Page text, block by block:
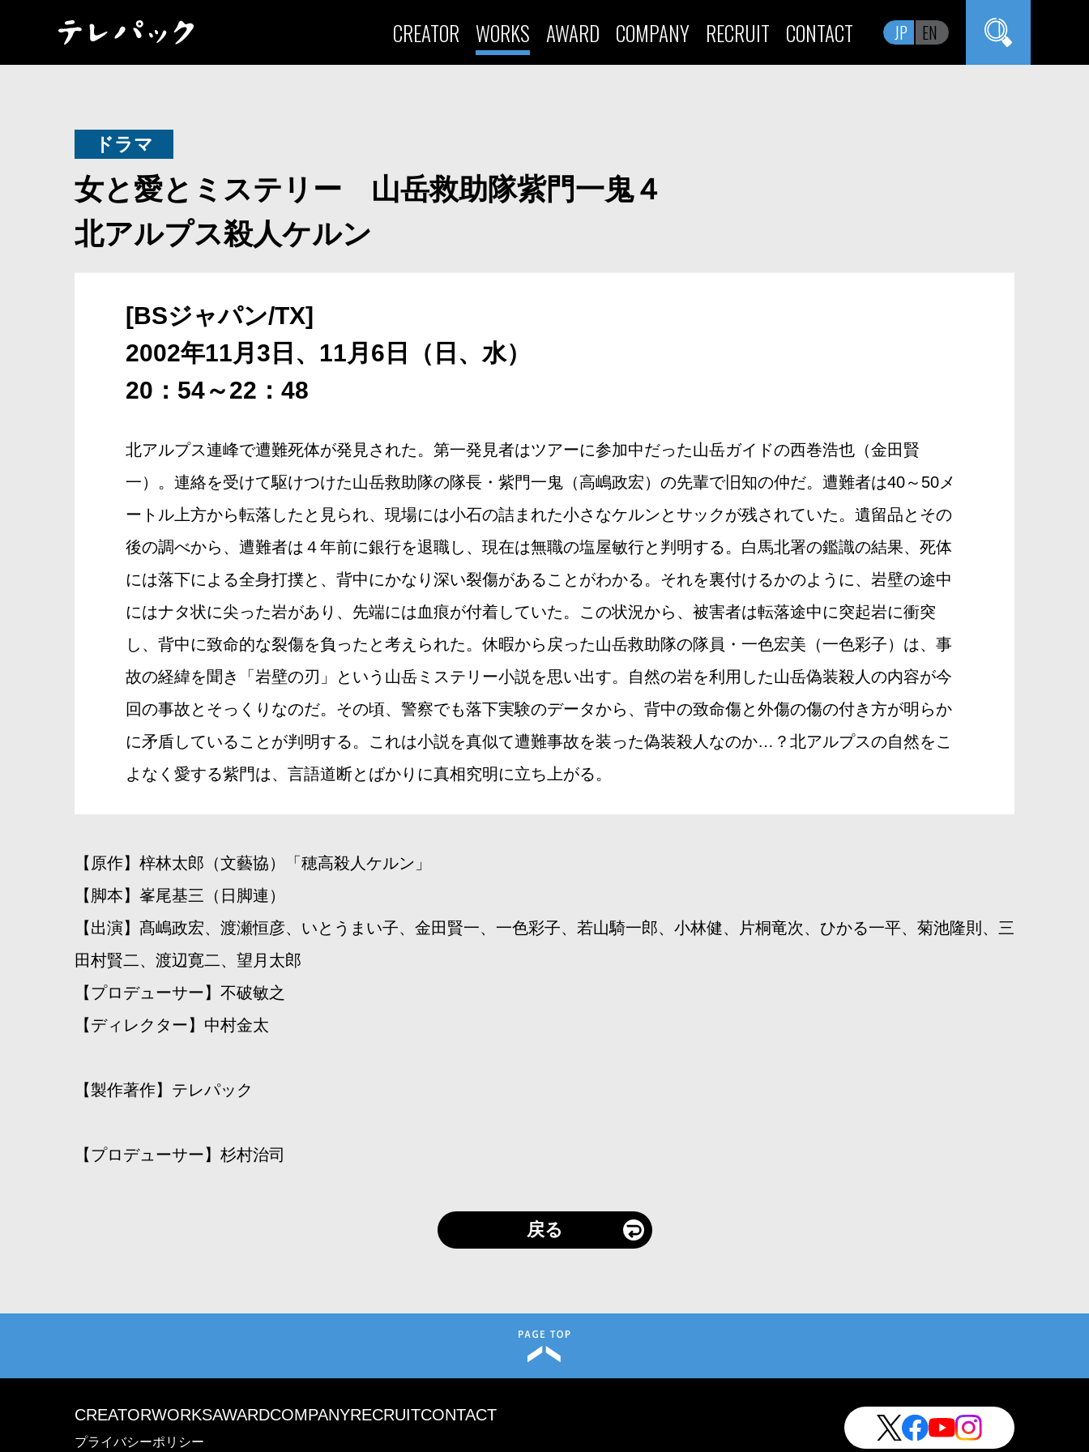
CREATOR WORKS AWARD COMPANY RECRUIT CONTACT JP EN
ドラマ
女と愛とミステリー 山岳救助隊紫門一鬼４
北アルプス殺人ケルン
[BSジャパン/TX]
2002年11月3日、11月6日（日、水）
20：54～22：48
北アルプス連峰で遭難死体が発見された。第一発見者はツアーに参加中だった山岳ガイドの西巻浩也（金田賢
一）。連絡を受けて駆けつけた山岳救助隊の隊長・紫門一鬼（高嶋政宏）の先輩で旧知の仲だ。遭難者は40～50メ
ートル上方から転落したと見られ、現場には小石の詰まれた小さなケルンとサックが残されていた。遺留品とその
後の調べから、遭難者は４年前に銀行を退職し、現在は無職の塩屋敏行と判明する。白馬北署の鑑識の結果、死体
には落下による全身打撲と、背中にかなり深い裂傷があることがわかる。それを裏付けるかのように、岩壁の途中
にはナタ状に尖った岩があり、先端には血痕が付着していた。この状況から、被害者は転落途中に突起岩に衝突
し、背中に致命的な裂傷を負ったと考えられた。休暇から戻った山岳救助隊の隊員・一色宏美（一色彩子）は、事
故の経緯を聞き「岩壁の刃」という山岳ミステリー小説を思い出す。自然の岩を利用した山岳偽装殺人の内容が今
回の事故とそっくりなのだ。その頃、警察でも落下実験のデータから、背中の致命傷と外傷の傷の付き方が明らか
に矛盾していることが判明する。これは小説を真似て遭難事故を装った偽装殺人なのか…？北アルプスの自然をこ
よなく愛する紫門は、言語道断とばかりに真相究明に立ち上がる。
【原作】梓林太郎（文藝協）「穂高殺人ケルン」
【脚本】峯尾基三（日脚連）
【出演】髙嶋政宏、渡瀬恒彦、いとうまい子、金田賢一、一色彩子、若山騎一郎、小林健、片桐竜次、ひかる一平、菊池隆則、三
田村賢二、渡辺寛二、望月太郎
【プロデューサー】不破敏之
【ディレクター】中村金太
【製作著作】テレパック
【プロデューサー】杉村治司
戻る
CREATORWORKSAWARDCOMPANYRECRUITCONTACT
プライバシーポリシー